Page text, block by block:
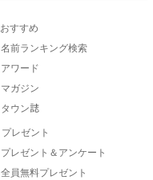
おすすめ
名前ランキング検索
アワード
マガジン
タウン誌
プレゼント
プレゼント＆アンケート
全員無料プレゼント